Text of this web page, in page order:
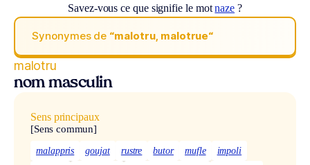
Savez-vous ce que signifie le motnaze ?
Synonymes de “malotru, malotrue“
malotru
nom masculin
Sens principaux
[Sens commun]
malappris goujat rustre butor mufle
impoli